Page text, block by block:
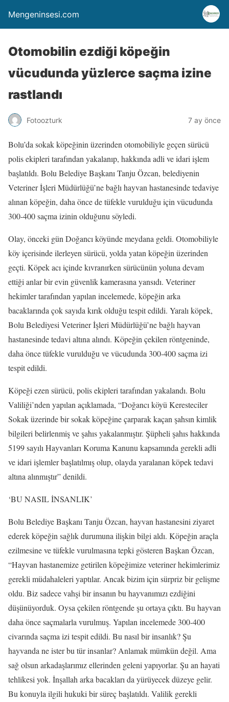
Mengeninsesi.com
Otomobilin ezdiği köpeğin
vücudunda yüzlerce saçma izine
rastlandı
Fotoozturk 7 ay önce
Bolu’da sokak köpeğinin üzerinden otomobiliyle geçen sürücü
polis ekipleri tarafından yakalanıp, hakkında adli ve idari işlem
başlatıldı. Bolu Belediye Başkanı Tanju Özcan, belediyenin
Veteriner İşleri Müdürlüğü’ne bağlı hayvan hastanesinde tedaviye
alınan köpeğin, daha önce de tüfekle vurulduğu için vücudunda
300-400 saçma izinin olduğunu söyledi.
Olay, önceki gün Doğancı köyünde meydana geldi. Otomobiliyle
köy içerisinde ilerleyen sürücü, yolda yatan köpeğin üzerinden
geçti. Köpek acı içinde kıvranırken sürücünün yoluna devam
ettiği anlar bir evin güvenlik kamerasına yansıdı. Veteriner
hekimler tarafından yapılan incelemede, köpeğin arka
bacaklarında çok sayıda kırık olduğu tespit edildi. Yaralı köpek,
Bolu Belediyesi Veteriner İşleri Müdürlüğü’ne bağlı hayvan
hastanesinde tedavi altına alındı. Köpeğin çekilen röntgeninde,
daha önce tüfekle vurulduğu ve vücudunda 300-400 saçma izi
tespit edildi.
Köpeği ezen sürücü, polis ekipleri tarafından yakalandı. Bolu
Valiliği’nden yapılan açıklamada, “Doğancı köyü Keresteciler
Sokak üzerinde bir sokak köpeğine çarparak kaçan şahsın kimlik
bilgileri belirlenmiş ve şahıs yakalanmıştır. Şüpheli şahıs hakkında
5199 sayılı Hayvanları Koruma Kanunu kapsamında gerekli adli
ve idari işlemler başlatılmış olup, olayda yaralanan köpek tedavi
altına alınmıştır” denildi.
‘BU NASIL İNSANLIK’
Bolu Belediye Başkanı Tanju Özcan, hayvan hastanesini ziyaret
ederek köpeğin sağlık durumuna ilişkin bilgi aldı. Köpeğin araçla
ezilmesine ve tüfekle vurulmasına tepki gösteren Başkan Özcan,
“Hayvan hastanemize getirilen köpeğimize veteriner hekimlerimiz
gerekli müdahaleleri yaptılar. Ancak bizim için sürpriz bir gelişme
oldu. Biz sadece vahşi bir insanın bu hayvanımızı ezdiğini
düşünüyorduk. Oysa çekilen röntgende şu ortaya çıktı. Bu hayvan
daha önce saçmalarla vurulmuş. Yapılan incelemede 300-400
civarında saçma izi tespit edildi. Bu nasıl bir insanlık? Şu
hayvanda ne ister bu tür insanlar? Anlamak mümkün değil. Ama
sağ olsun arkadaşlarımız ellerinden geleni yapıyorlar. Şu an hayati
tehlikesi yok. İnşallah arka bacakları da yürüyecek düzeye gelir.
Bu konuyla ilgili hukuki bir süreç başlatıldı. Valilik gerekli